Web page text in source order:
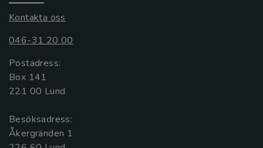
Kontakta oss
046-31 20 00
Postadress:
Box 141
221 00 Lund
Besöksadress:
Åkergränden 1